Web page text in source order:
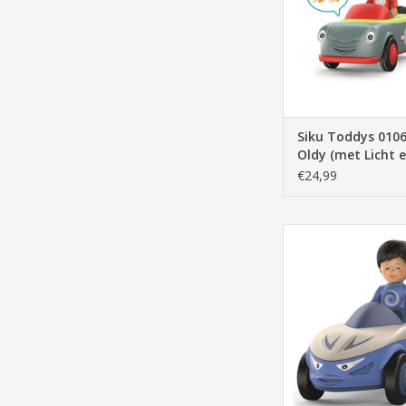
Siku Toddys
Oldy (met Licht
Geluid)
€24,99
auto, snelheid, weer,
speelgoed,
TOEVOEGEN AAN